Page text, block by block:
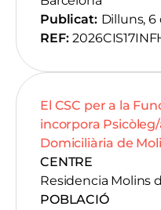
Publicat: Dilluns,
REF:
El CSC per a la
incorpora
Domiciliària de
CENTRE
Residencia Molins
POBLACIÓ